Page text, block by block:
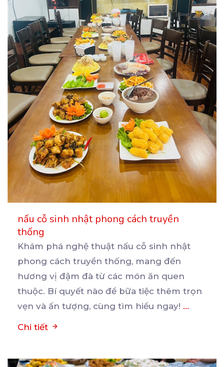
nấu cỗ sinh nhật phong cách truyền
thống
Khám phá nghệ thuật nấu cỗ sinh nhật
phong cách truyền thống, mang đến
hương vị đậm đà từ các món ăn quen
thuộc. Bí quyết nào để bữa tiệc thêm trọn
vẹn và ấn tượng, cùng tìm hiểu ngay! ...
Chi tiết